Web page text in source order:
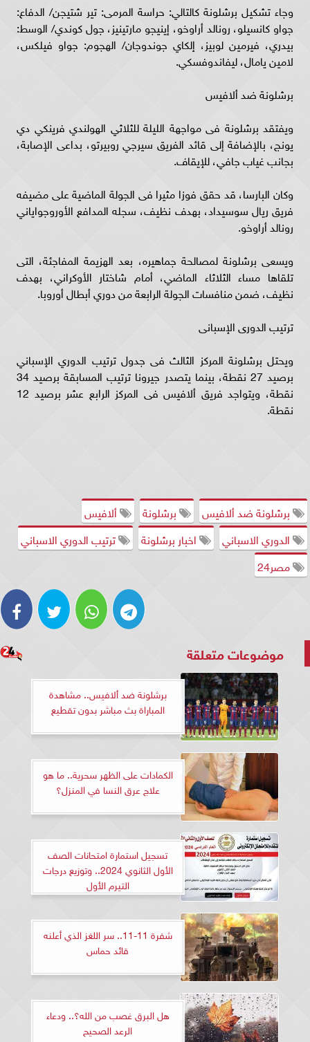
وجاء تشكيل برشلونة كالتالي: حراسة المرمى: تير شتيجن/ الدفاع:
جواو كانسيلو، رونالد أراوخو، إينيجو مارتينيز، جول كوندي/ الوسط:
بيدري، فيرمين لوبيز، إلكاي جوندوجان/ الهجوم: جواو فيلكس،
لامين يامال، ليفاندوفسكي.
برشلونة ضد ألافيس
ويفتقد برشلونة فى مواجهة الليلة للثلاثي الهولندي فرينكي دي
يونج، بالإضافة إلى قائد الفريق سيرجي روبيرتو، بداعى الإصابة،
بجانب غياب جافي، للإيقاف.
وكان البارسا، قد حقق فوزا مثيرا فى الجولة الماضية على مضيفه
فريق ريال سوسيداد، بهدف نظيف، سجله المدافع الأوروجواياني
رونالد أراوخو.
ويسعى برشلونة لمصالحة جماهيره، بعد الهزيمة المفاجئة، التى
تلقاها مساء الثلاثاء الماضي، أمام شاختار الأوكراني، بهدف
نظيف، ضمن منافسات الجولة الرابعة من دوري أبطال أوروبا.
ترتيب الدورى الإسبانى
ويحتل برشلونة المركز الثالث فى جدول ترتيب الدوري الإسباني
برصيد 27 نقطة، بينما يتصدر جيرونا ترتيب المسابقة برصيد 34
نقطة، ويتواجد فريق ألافيس فى المركز الرابع عشر برصيد 12
نقطة.
برشلونة ضد ألافيس برشلونة
ألافيس
الدوري الاسباني
اخبار برشلونة
ترتيب الدوري الاسباني
مصر24
موضوعات متعلقة
برشلونة ضد ألافيس.. مشاهدة
المباراة بث مباشر بدون تقطيع
الكمادات على الظهر سحرية.. ما هو
علاج عرق النسا في المنزل؟
تسجيل استمارة امتحانات الصف
الأول الثانوي 2024.. وتوزيع درجات
التيرم الأول
شفرة 11-11.. سر اللغز الذي أعلنه
قائد حماس
هل البرق غصب من الله؟.. ودعاء
الرعد الصحيح